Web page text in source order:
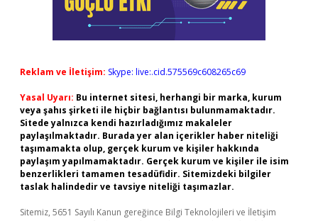
Reklam ve İletişim: Skype: live:.cid.575569c608265c69
Yasal Uyarı: Bu internet sitesi, herhangi bir marka, kurum
veya şahıs şirketi ile hiçbir bağlantısı bulunmamaktadır.
Sitede yalnızca kendi hazırladığımız makaleler
paylaşılmaktadır. Burada yer alan içerikler haber niteliği
taşımamakta olup, gerçek kurum ve kişiler hakkında
paylaşım yapılmamaktadır. Gerçek kurum ve kişiler ile isim
benzerlikleri tamamen tesadüfidir. Sitemizdeki bilgiler
taslak halindedir ve tavsiye niteliği taşımazlar.
Sitemiz, 5651 Sayılı Kanun gereğince Bilgi Teknolojileri ve İletişim